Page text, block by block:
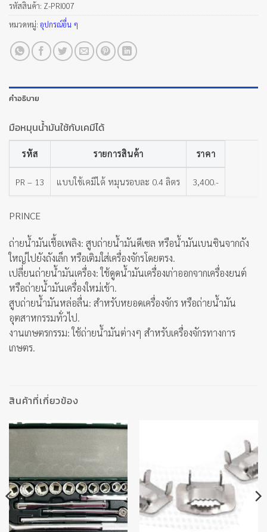
รหัสสินค้า: Z-PRI007
หมวดหมู่: อุปกรณ์อื่น ๆ
คำอธิบาย
มือหมุนน้ำมันใช้กับเคมีได้
รหัส รายการสินค้า ราคา
PR – 13 แบบใช้เคมีได้ หมุนรอบละ 0.4 ลิตร 3,400.-
PRINCE
ถ่ายน้ำมันเชื้อเพลิง: สูบถ่ายน้ำมันดีเซล หรือน้ำมันเบนซินจากถัง
ใหญ่ไปยังถังเล็ก หรือเติมใส่เครื่องจักรโดยตรง.
เปลี่ยนถ่ายน้ำมันเครื่อง: ใช้ดูดน้ำมันเครื่องเก่าออกจากเครื่องยนต์
หรือถ่ายน้ำมันเครื่องใหม่เข้า.
สูบถ่ายน้ำมันหล่อลื่น: สำหรับหยอดเครื่องจักร หรือถ่ายน้ำมัน
อุตสาหกรรมทั่วไป.
งานเกษตรกรรม: ใช้ถ่ายน้ำมันต่างๆ สำหรับเครื่องจักรทางการ
เกษตร.
สินค้าที่เกี่ยวข้อง